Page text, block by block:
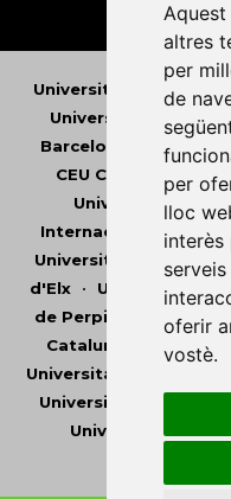
altres
per
de
per
lloc
interès
oferir
vostè.
Universitat Abat Oliba
Universitat d'Andorra
Barcelona
CEU Cardenal
Universitat de les
Internacional de
Universitat de Lleida
d'Elx• Universitat
de Perpinyà Via
Catalunya
Universitat Pompeu
Universitat Rovira i
Universitat de
Universitat